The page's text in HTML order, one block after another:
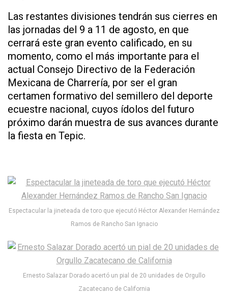
Las restantes divisiones tendrán sus cierres en
las jornadas del 9 a 11 de agosto, en que
cerrará este gran evento calificado, en su
momento, como el más importante para el
actual Consejo Directivo de la Federación
Mexicana de Charrería, por ser el gran
certamen formativo del semillero del deporte
ecuestre nacional, cuyos ídolos del futuro
próximo darán muestra de sus avances durante
la fiesta en Tepic.
Espectacular la jineteada de toro que ejecutó Héctor Alexander Hernández
Ramos de Rancho San Ignacio
Ernesto Salazar Dorado acertó un pial de 20 unidades de Orgullo
Zacatecano de California